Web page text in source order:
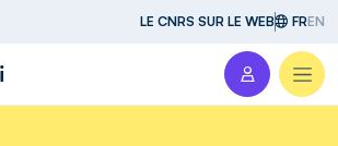
LE CNRS SUR LE WEB FREN